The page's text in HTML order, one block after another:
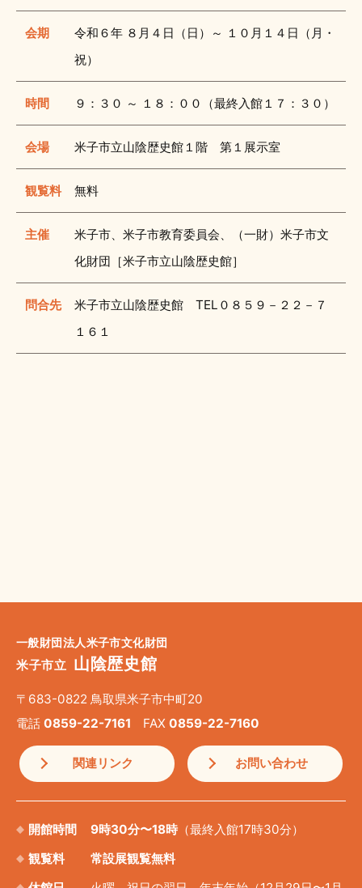
会期
令和６年 ８月４日（日）～ １０月１４日（月・
祝）
時間 ９：３０ ～ １８：００（最終入館１７：３０）
会場 米子市立山陰歴史館１階 第１展示室
観覧料 無料
主催
米子市、米子市教育委員会、（一財）米子市文
化財団［米子市立山陰歴史館］
問合先
米子市立山陰歴史館 TEL０８５９－２２－７
１６１
一般財団法人米子市文化財団
米子市立 山陰歴史館
〒683-0822 鳥取県米子市中町20
電話 0859-22-7161 FAX 0859-22-7160
関連リンク お問い合わせ
開館時間 9時30分〜18時（最終入館17時30分）
観覧料
常設展観覧無料